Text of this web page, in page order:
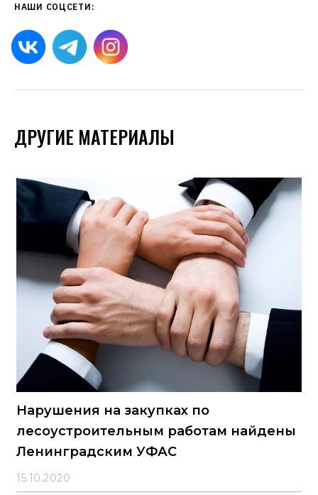
НАШИ СОЦСЕТИ:
ДРУГИЕ МАТЕРИАЛЫ
Нарушения на закупках по
лесоустроительным работам найдены
Ленинградским УФАС
15.10.2020